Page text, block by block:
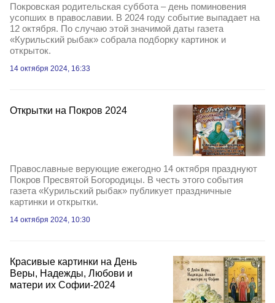
Покровская родительская суббота – день поминовения
усопших в православии. В 2024 году событие выпадает на
12 октября. По случаю этой значимой даты газета
«Курильский рыбак» собрала подборку картинок и
открыток.
14 октября 2024, 16:33
Открытки на Покров 2024
Православные верующие ежегодно 14 октября празднуют
Покров Пресвятой Богородицы. В честь этого события
газета «Курильский рыбак» публикует праздничные
картинки и открытки.
14 октября 2024, 10:30
Красивые картинки на День
Веры, Надежды, Любови и
матери их Софии-2024